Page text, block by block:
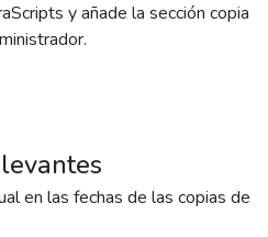
y añade la sección copia
en las fechas de las copias de